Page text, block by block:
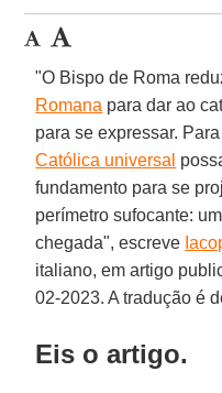
"O Bispo de Roma
Romana para dar ao
para se expressar.
Católica universal
fundamento para se
perímetro sufocante:
chegada", escreve
italiano, em artigo
02-2023. A tradução é
Eis o artigo.